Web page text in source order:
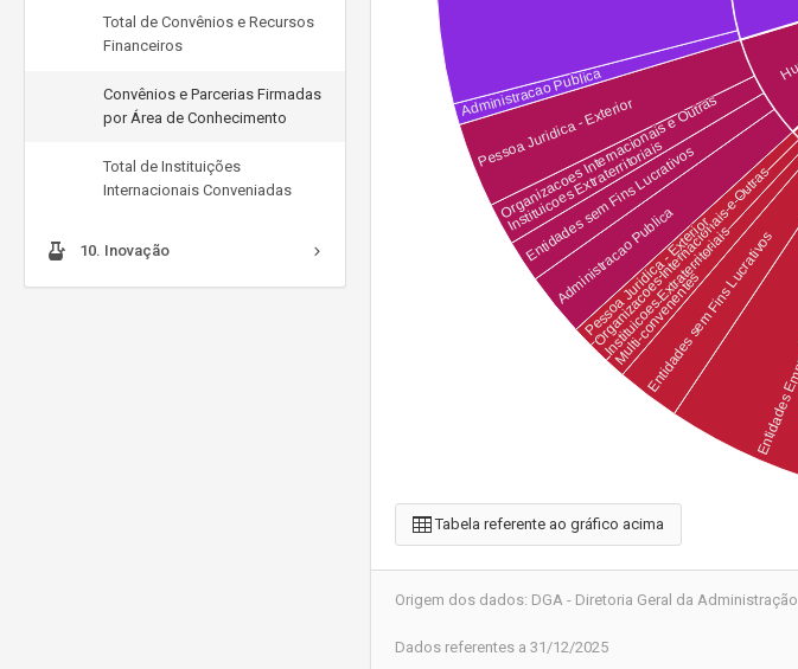
Total de Convênios e Recursos
Financeiros
Convênios e Parcerias Firmadas
por Área de Conhecimento
Total de Instituições
Internacionais Conveniadas
10. Inovação
Tabela referente ao gráfico acima
Origem dos dados: DGA - Diretoria Geral da Administração
Dados referentes a 31/12/2025